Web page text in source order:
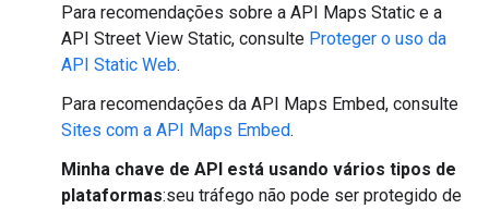
Para recomendações sobre a API Maps Static e a
API Street View Static, consulte Proteger o uso da
API Static Web.
Para recomendações da API Maps Embed, consulte
Sites com a API Maps Embed.
Minha chave de API está usando vários tipos de
plataformas:seu tráfego não pode ser protegido de